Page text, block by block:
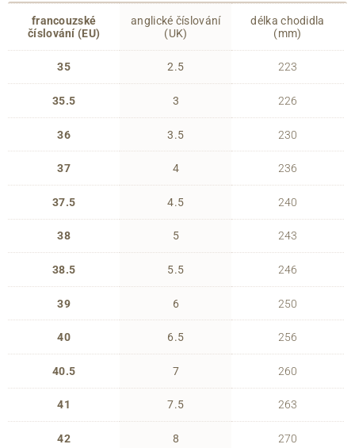
francouzské
číslování (EU)
35
35.5
36
37
37.5
38
38.5
39
40
40.5
41
42
anglické číslování
(UK)
2.5
3
3.5
4
4.5
5
5.5
6
6.5
7
7.5
8
délka chodidla
(mm)
223
226
230
236
240
243
246
250
256
260
263
270